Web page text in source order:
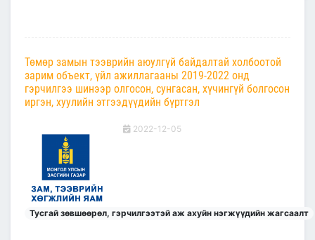
Төмөр замын тээврийн аюулгүй байдалтай холбоотой
зарим объект, үйл ажиллагааны 2019-2022 онд
гэрчилгээ шинээр олгосон, сунгасан, хүчингүй болгосон
иргэн, хуулийн этгээдүүдийн бүртгэл
2022-12-05
Тусгай зөвшөөрөл, гэрчилгээтэй аж ахуйн нэгжүүдийн жагсаалт